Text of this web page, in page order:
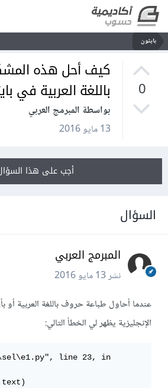
بايثون
0
كيف أحل هذه
باللغة العربية في
بواسطة المبرمج العربي
13 مايو 2016
أجب على هذا السؤال
السؤال
المبرمج العربي
نشر13 مايو 2016
عندما أحاول طباعة حروف باللغة العربية أو
الإنجليزية يظهر لي الخطأ التالي: